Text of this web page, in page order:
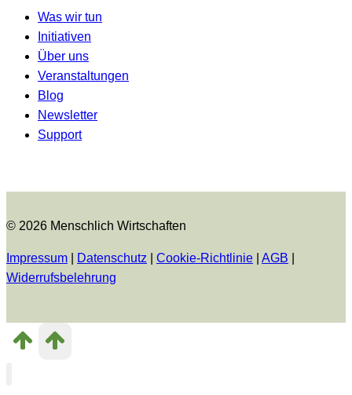
Was wir tun
Initiativen
Über uns
Veranstaltungen
Blog
Newsletter
Support
© 2026 Menschlich Wirtschaften
Impressum Datenschutz Cookie-Richtlinie AGB
Widerrufsbelehrung